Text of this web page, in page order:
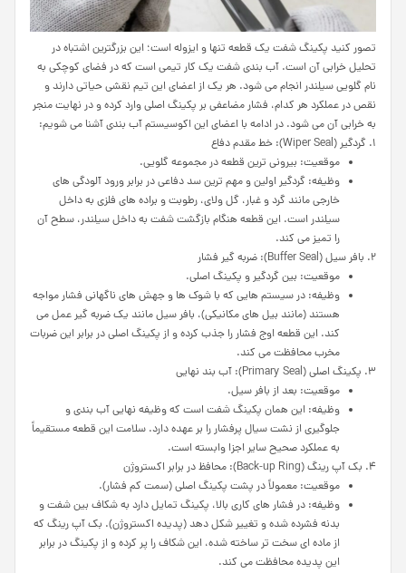
تصور کنید پکینگ شفت یک قطعه تنها و ایزوله است؛ این بزرگترین اشتباه در
تحلیل خرابی آن است. آب بندی شفت یک کار تیمی است که در فضای کوچکی به
نام گلویی سیلندر انجام می شود. هر یک از اعضای این تیم نقشی حیاتی دارند و
نقص در عملکرد هر کدام، فشار مضاعفی بر پکینگ اصلی وارد کرده و در نهایت منجر
به خرابی آن می شود. در ادامه با اعضای این اکوسیستم آب بندی آشنا می شویم:
1. گردگیر (Wiper Seal): خط مقدم دفاع
موقعیت: بیرونی ترین قطعه در مجموعه گلویی.
وظیفه: گردگیر اولین و مهم ترین سد دفاعی در برابر ورود آلودگی های
خارجی مانند گرد و غبار، گل ولای، رطوبت و براده های فلزی به داخل
سیلندر است. این قطعه هنگام بازگشت شفت به داخل سیلندر، سطح آن
را تمیز می کند.
2. بافر سیل (Buffer Seal): ضربه گیر فشار
موقعیت: بین گردگیر و پکینگ اصلی.
وظیفه: در سیستم هایی که با شوک ها و جهش های ناگهانی فشار مواجه
هستند (مانند بیل های مکانیکی)، بافر سیل مانند یک ضربه گیر عمل می
کند. این قطعه اوج فشار را جذب کرده و از پکینگ اصلی در برابر این ضربات
مخرب محافظت می کند.
3. پکینگ اصلی (Primary Seal): آب بند نهایی
موقعیت: بعد از بافر سیل.
وظیفه: این همان پکینگ شفت است که وظیفه نهایی آب بندی و
جلوگیری از نشت سیال پرفشار را بر عهده دارد. سلامت این قطعه مستقیماً
به عملکرد صحیح سایر اجزا وابسته است.
4. بک آپ رینگ (Back-up Ring): محافظ در برابر اکستروژن
موقعیت: معمولاً در پشت پکینگ اصلی (سمت کم فشار).
وظیفه: در فشار های کاری بالا، پکینگ تمایل دارد به شکاف بین شفت و
بدنه فشرده شده و تغییر شکل دهد (پدیده اکستروژن). بک آپ رینگ که
از ماده ای سخت تر ساخته شده، این شکاف را پر کرده و از پکینگ در برابر
این پدیده محافظت می کند.